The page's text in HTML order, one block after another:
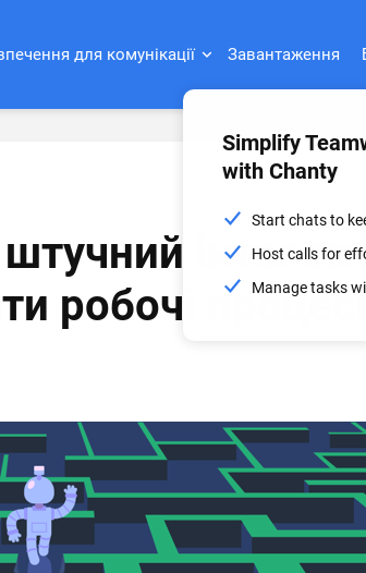
для комунікації Завантаження
Simplify
with Chanty
Start chats to
Host calls for
Manage tasks
робочі